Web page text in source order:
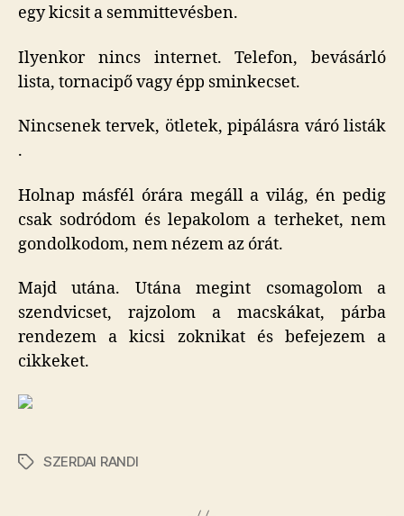
egy kicsit a semmittevésben.
Ilyenkor nincs internet. Telefon, bevásárló
lista, tornacipő vagy épp sminkecset.
Nincsenek tervek, ötletek, pipálásra váró listák
.
Holnap másfél órára megáll a világ, én pedig
csak sodródom és lepakolom a terheket, nem
gondolkodom, nem nézem az órát.
Majd utána. Utána megint csomagolom a
szendvicset, rajzolom a macskákat, párba
rendezem a kicsi zoknikat és befejezem a
cikkeket.
CímkékSZERDAI RANDI